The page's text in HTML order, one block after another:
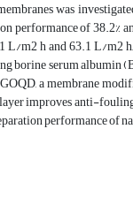
was
of 38.2%
m2 h and 63.1 L/
borine serum albumin
a membrane
improves anti-
performance